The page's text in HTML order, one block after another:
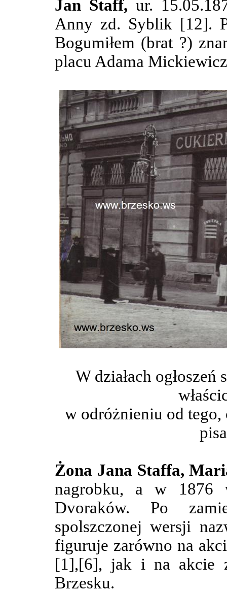
Jan Staff, ur.
Anny zd. Syblik [12].
Bogumiłem (brat ?)
placu Adama
W działach
w odróżnieniu od
Żona Jana Staffa,
nagrobku, a w
Dvoraków. Po
spolszczonej wersji
figuruje zarówno na
[1],[6], jak i na akcie
Brzesku.